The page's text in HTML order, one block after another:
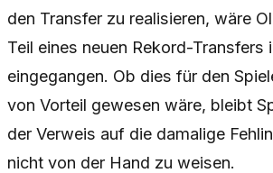
den Transfer zu realisieren, wäre
Teil eines neuen Rekord-Transfers
eingegangen. Ob dies für den
von Vorteil gewesen wäre, bleibt
der Verweis auf die damalige
nicht von der Hand zu weisen.